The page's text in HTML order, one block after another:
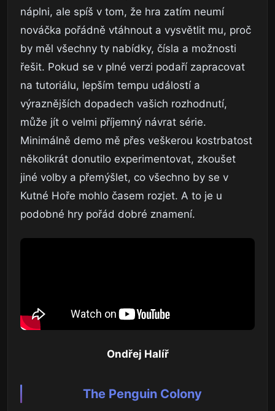
náplni, ale spíš v tom, že hra zatím neumí
nováčka pořádně vtáhnout a vysvětlit mu, proč
by měl všechny ty nabídky, čísla a možnosti
řešit. Pokud se v plné verzi podaří zapracovat
na tutoriálu, lepším tempu událostí a
výraznějších dopadech vašich rozhodnutí,
může jít o velmi příjemný návrat série.
Minimálně demo mě přes veškerou kostrbatost
několikrát donutilo experimentovat, zkoušet
jiné volby a přemýšlet, co všechno by se v
Kutné Hoře mohlo časem rozjet. A to je u
podobné hry pořád dobré znamení.
Ondřej Halíř
The Penguin Colony